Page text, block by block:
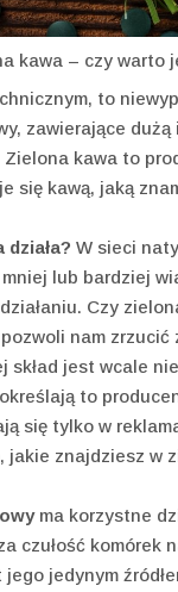
kawa – czy warto
to
zawierające dużą
kawa to
się kawą, jaką
działa? W sieci
lub bardziej
Czy
nam zrzucić
skład jest wcale
to
się tylko w
jakie znajdziesz w
ma korzystne
czułość komórek
jedynym